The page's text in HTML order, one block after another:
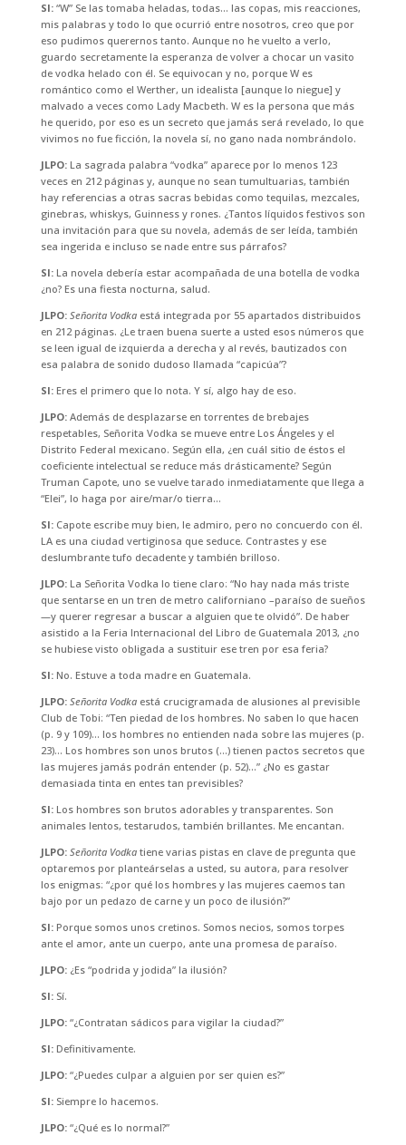
SI:“W” Se las tomaba heladas, todas… las copas, mis reacciones,
mis palabras y todo lo que ocurrió entre nosotros, creo que por
eso pudimos querernos tanto. Aunque no he vuelto a verlo,
guardo secretamente la esperanza de volver a chocar un vasito
de vodka helado con él. Se equivocan y no, porque W es
romántico como el Werther, un idealista [aunque lo niegue] y
malvado a veces como Lady Macbeth. W es la persona que más
he querido, por eso es un secreto que jamás será revelado, lo que
vivimos no fue ficción, la novela sí, no gano nada nombrándolo.
JLPO:La sagrada palabra “vodka” aparece por lo menos 123
veces en 212 páginas y, aunque no sean tumultuarias, también
hay referencias a otras sacras bebidas como tequilas, mezcales,
ginebras, whiskys, Guinness y rones. ¿Tantos líquidos festivos son
una invitación para que su novela, además de ser leída, también
sea ingerida e incluso se nade entre sus párrafos?
SI:La novela debería estar acompañada de una botella de vodka
¿no? Es una fiesta nocturna, salud.
JLPO: Señorita Vodkaestá integrada por 55 apartados distribuidos
en 212 páginas. ¿Le traen buena suerte a usted esos números que
se leen igual de izquierda a derecha y al revés, bautizados con
esa palabra de sonido dudoso llamada “capicúa”?
SI:Eres el primero que lo nota. Y sí, algo hay de eso.
JLPO:Además de desplazarse en torrentes de brebajes
respetables, Señorita Vodka se mueve entre Los Ángeles y el
Distrito Federal mexicano. Según ella, ¿en cuál sitio de éstos el
coeficiente intelectual se reduce más drásticamente? Según
Truman Capote, uno se vuelve tarado inmediatamente que llega a
“Elei”, lo haga por aire/mar/o tierra…
SI:Capote escribe muy bien, le admiro, pero no concuerdo con él.
LA es una ciudad vertiginosa que seduce. Contrastes y ese
deslumbrante tufo decadente y también brilloso.
JLPO:La Señorita Vodka lo tiene claro: “No hay nada más triste
que sentarse en un tren de metro californiano –paraíso de sueños
—y querer regresar a buscar a alguien que te olvidó”. De haber
asistido a la Feria Internacional del Libro de Guatemala 2013, ¿no
se hubiese visto obligada a sustituir ese tren por esa feria?
SI:No. Estuve a toda madre en Guatemala.
JLPO: Señorita Vodkaestá crucigramada de alusiones al previsible
Club de Tobi: “Ten piedad de los hombres. No saben lo que hacen
(p. 9 y 109)… los hombres no entienden nada sobre las mujeres (p.
23)… Los hombres son unos brutos (…) tienen pactos secretos que
las mujeres jamás podrán entender (p. 52)…” ¿No es gastar
demasiada tinta en entes tan previsibles?
SI:Los hombres son brutos adorables y transparentes. Son
animales lentos, testarudos, también brillantes. Me encantan.
JLPO: Señorita Vodkatiene varias pistas en clave de pregunta que
optaremos por planteárselas a usted, su autora, para resolver
los enigmas: “¿por qué los hombres y las mujeres caemos tan
bajo por un pedazo de carne y un poco de ilusión?”
SI:Porque somos unos cretinos. Somos necios, somos torpes
ante el amor, ante un cuerpo, ante una promesa de paraíso.
JLPO:¿Es “podrida y jodida” la ilusión?
SI:Sí.
JLPO:“¿Contratan sádicos para vigilar la ciudad?”
SI:Definitivamente.
JLPO:“¿Puedes culpar a alguien por ser quien es?”
SI:Siempre lo hacemos.
JLPO:“¿Qué es lo normal?”